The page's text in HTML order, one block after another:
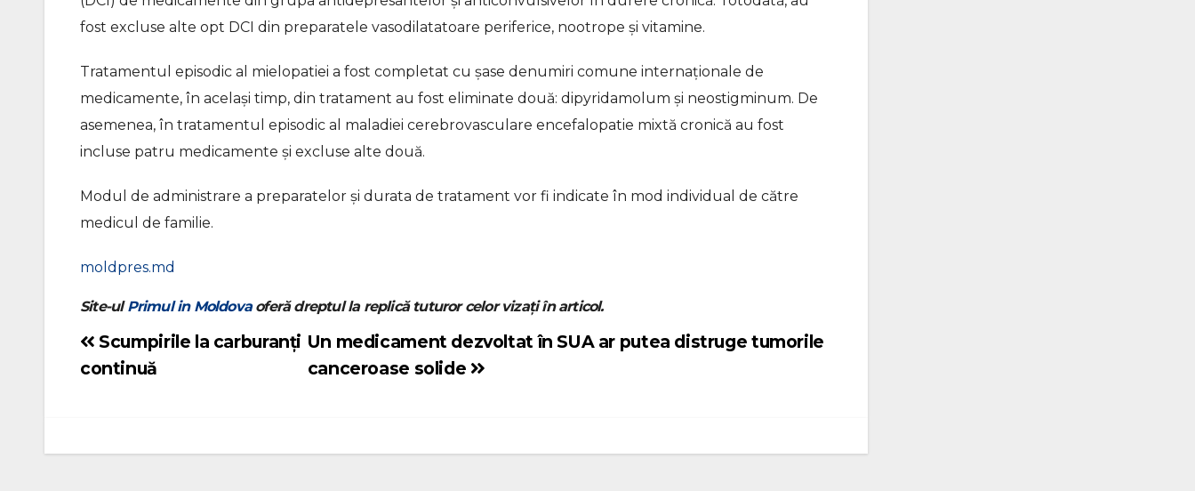
fost excluse alte opt DCI din preparatele vasodilatatoare periferice, nootrope și vitamine.
Tratamentul episodic al mielopatiei a fost completat cu șase denumiri comune internaționale de
medicamente, în același timp, din tratament au fost eliminate două: dipyridamolum și neostigminum. De
asemenea, în tratamentul episodic al maladiei cerebrovasculare encefalopatie mixtă cronică au fost
incluse patru medicamente și excluse alte două.
Modul de administrare a preparatelor și durata de tratament vor fi indicate în mod individual de către
medicul de familie.
moldpres.md
Site-ulPrimul in Moldovaoferă dreptul la replică tuturor celor vizați în articol.
Navigare
în
Un medicament dezvoltat în SUA ar putea distruge tumorile
canceroase solide
Scumpirile la carburanți
continuă